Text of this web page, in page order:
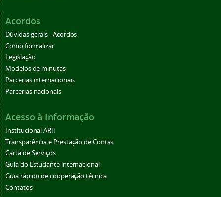
Acordos
Dúvidas gerais - Acordos
Como formalizar
Legislação
Modelos de minutas
Parcerias internacionais
Parcerias nacionais
Acesso à Informação
Institucional ARII
Transparência e Prestação de Contas
Carta de Serviços
Guia do Estudante internacional
Guia rápido de cooperação técnica
Contatos